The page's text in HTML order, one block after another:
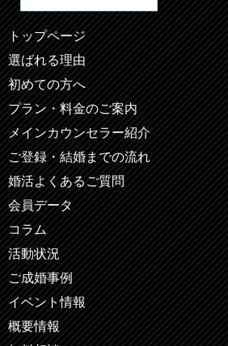
トップページ
選ばれる理由
初めての方へ
プラン・料金のご案内
メインカウンセラー紹介
ご登録・結婚までの流れ
婚活よくあるご質問
会員データ
コラム
活動状況
ご成婚事例
イベント情報
概要情報